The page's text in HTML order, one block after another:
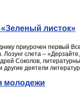
листок»
приурочен первый
Лозунг слета –
Соколов,
другие деятели
молодежи